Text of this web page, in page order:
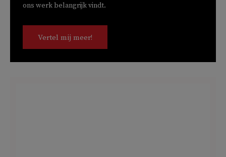
ons werk belangrijk vindt.
Vertel mij meer!